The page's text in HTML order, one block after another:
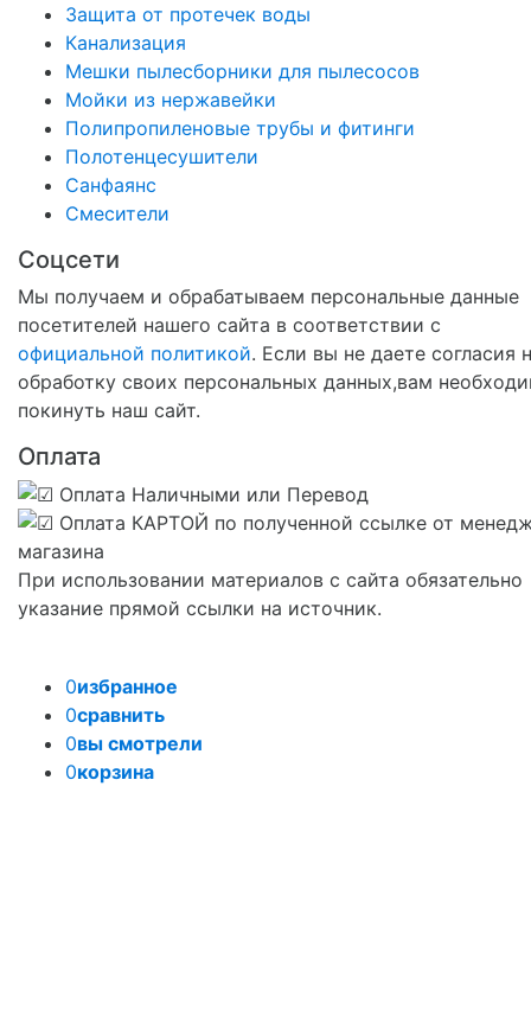
Защита от протечек воды
Канализация
Мешки пылесборники для пылесосов
Мойки из нержавейки
Полипропиленовые трубы и фитинги
Полотенцесушители
Санфаянс
Смесители
Соцсети
Мы получаем и обрабатываем персональные данные
посетителей нашего сайта в соответствии с
официальной политикой. Если вы не даете согласия
обработку своих персональных данных,вам
покинуть наш сайт.
Оплата
При использовании материалов с сайта обязательно
указание прямой ссылки на источник.
0избранное
0сравнить
0вы смотрели
0корзина